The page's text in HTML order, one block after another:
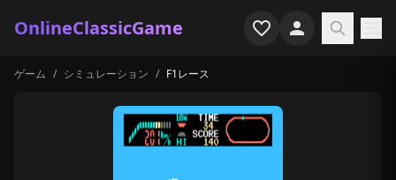
OnlineClassicGame
ホーム
ゲーム / シミュレーション / F1レース